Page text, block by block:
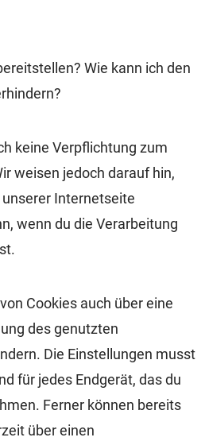
Wie kann ich den
keine Verpflichtung zum
weisen jedoch darauf hin,
Internetseite
wenn du die Verarbeitung
Cookies auch über eine
des genutzten
Die Einstellungen musst
für jedes Endgerät, das du
Ferner können bereits
über einen